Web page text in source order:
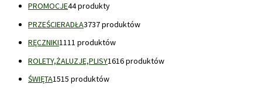
PROMOCJE44 produkty
PRZEŚCIERADŁA3737 produktów
RĘCZNIKI1111 produktów
ROLETY,ŻALUZJE,PLISY1616 produktów
ŚWIĘTA1515 produktów